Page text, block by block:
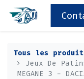
Tous les
Jeux De Patins
MEGANE 3 -